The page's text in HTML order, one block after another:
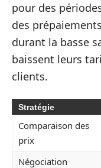
pour des
des
durant la basse
baissent leurs
clients.
Stratégie
Comparaison des
prix
Négociation